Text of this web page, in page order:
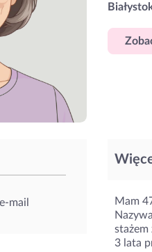
mail
Mam
stażem
3 lata